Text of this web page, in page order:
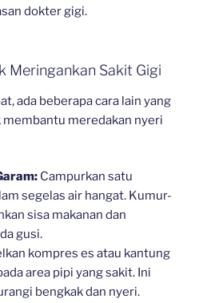
dokter gigi.
Meringankan Sakit Gigi
ada beberapa cara lain yang
membantu meredakan nyeri
Campurkan satu
segelas air hangat. Kumur-
sisa makanan dan
gusi.
kompres es atau kantung
area pipi yang sakit. Ini
bengkak dan nyeri.